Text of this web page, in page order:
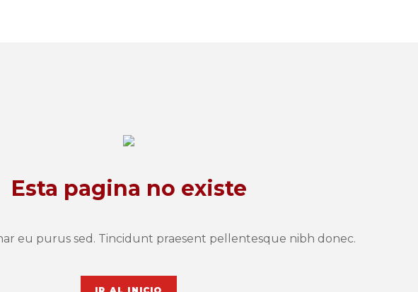
Esta pagina no existe
eu purus sed. Tincidunt praesent pellentesque nibh donec.
IR AL INICIO